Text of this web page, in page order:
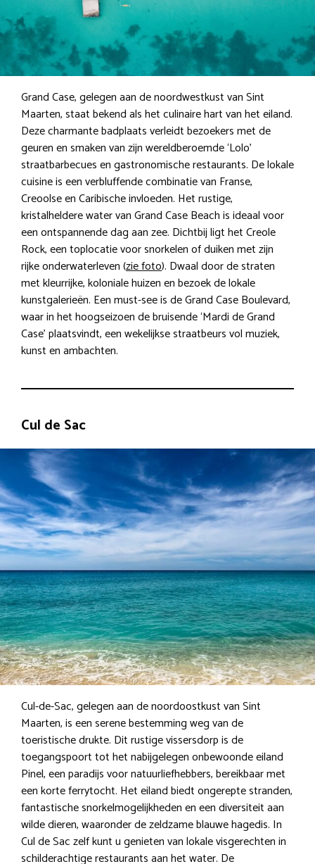
Grand Case, gelegen aan de noordwestkust van Sint
Maarten, staat bekend als het culinaire hart van het eiland.
Deze charmante badplaats verleidt bezoekers met de
geuren en smaken van zijn wereldberoemde ‘Lolo’
straatbarbecues en gastronomische restaurants. De lokale
cuisine is een verbluffende combinatie van Franse,
Creoolse en Caribische invloeden. Het rustige,
kristalheldere water van Grand Case Beach is ideaal voor
een ontspannende dag aan zee. Dichtbij ligt het Creole
Rock, een toplocatie voor snorkelen of duiken met zijn
rijke onderwaterleven (zie foto). Dwaal door de straten
met kleurrijke, koloniale huizen en bezoek de lokale
kunstgalerieën. Een must-see is de Grand Case Boulevard,
waar in het hoogseizoen de bruisende ‘Mardi de Grand
Case’ plaatsvindt, een wekelijkse straatbeurs vol muziek,
kunst en ambachten.
Cul de Sac
Cul-de-Sac, gelegen aan de noordoostkust van Sint
Maarten, is een serene bestemming weg van de
toeristische drukte. Dit rustige vissersdorp is de
toegangspoort tot het nabijgelegen onbewoonde eiland
Pinel, een paradijs voor natuurliefhebbers, bereikbaar met
een korte ferrytocht. Het eiland biedt ongerepte stranden,
fantastische snorkelmogelijkheden en een diversiteit aan
wilde dieren, waaronder de zeldzame blauwe hagedis. In
Cul de Sac zelf kunt u genieten van lokale visgerechten in
schilderachtige restaurants aan het water. De